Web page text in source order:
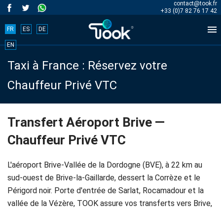
contact@took.fr
+33 (0)7 82 76 17 42

FR ES DE
EN
Taxi à France : Réservez votre
Chauffeur Privé VTC
Book
your
trip
now!
BOOK
Accueil
Transfert Aéroport Brive —
Chauffeur Privé VTC
L'aéroport Brive-Vallée de la Dordogne (BVE), à 22 km au
sud-ouest de Brive-la-Gaillarde, dessert la Corrèze et le
Périgord noir. Porte d'entrée de Sarlat, Rocamadour et la
vallée de la Vézère, TOOK assure vos transferts vers Brive,